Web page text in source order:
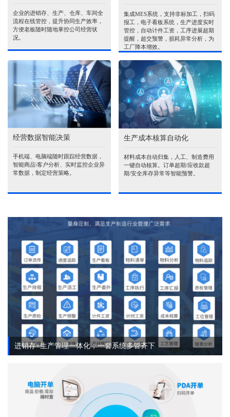
企业的进销存、生产、仓库、车间全
流程在线管控，提升协同生产效率，
方便老板随时随地掌控公司经营状
况。
集成MES系统，支持非标加工，扫码
报工，电子看板系统，生产进度实时
管控，自动计件工资，工序进展超期
提醒，超交预警，损耗异常分析，为
工厂降本增效。
经营数据智能决策
手机端、电脑端随时跟踪经营数据，
智能商品\客户分析、实时监控企业异
常数据，制定经营策略。
生产成本核算自动化
材料成本自动归集，人工、制造费用
一键自动核算。订单超期/应收款超
期/安全库存异常等智能预警。
进销存+生产管理一体化，一套系统多管齐下